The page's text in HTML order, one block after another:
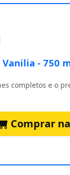
- 750
completos e o
Comprar